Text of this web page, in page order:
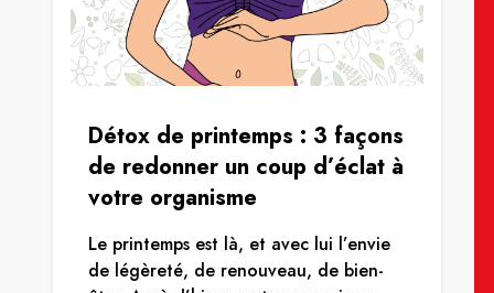
Détox de printemps : 3 façons
de redonner un coup d’éclat à
votre organisme
Le printemps est là, et avec lui l’envie
de légèreté, de renouveau, de bien-